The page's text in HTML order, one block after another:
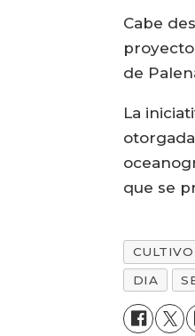
Cabe
de
La
que se
CULTIVO
DIA